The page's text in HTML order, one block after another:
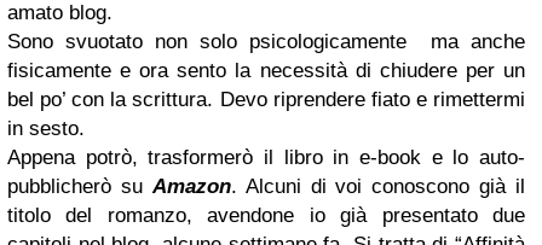
amato blog.
Sono svuotato non solo psicologicamente ma anche
fisicamente e ora sento la necessità di chiudere per un
bel po’ con la scrittura. Devo riprendere fiato e rimettermi
in sesto.
Appena potrò, trasformerò il libro in e-book e lo auto-
pubblicherò suAmazon. Alcuni di voi conoscono già il
titolo del romanzo, avendone io già presentato due